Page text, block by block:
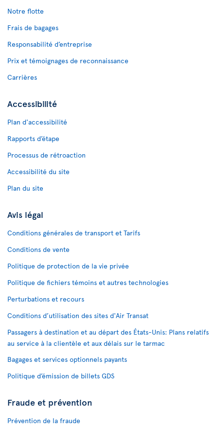
Notre flotte
Frais de bagages
Responsabilité d’entreprise
Prix et témoignages de reconnaissance
Carrières
Accessibilité
Plan d'accessibilité
Rapports d’étape
Processus de rétroaction
Accessibilité du site
Plan du site
Avis légal
Conditions générales de transport et Tarifs
Conditions de vente
Politique de protection de la vie privée
Politique de fichiers témoins et autres technologies
Perturbations et recours
Conditions d’utilisation des sites d'Air Transat
Passagers à destination et au départ des États-Unis: Plans relatifs
au service à la clientèle et aux délais sur le tarmac
Bagages et services optionnels payants
Politique d’émission de billets GDS
Fraude et prévention
Prévention de la fraude